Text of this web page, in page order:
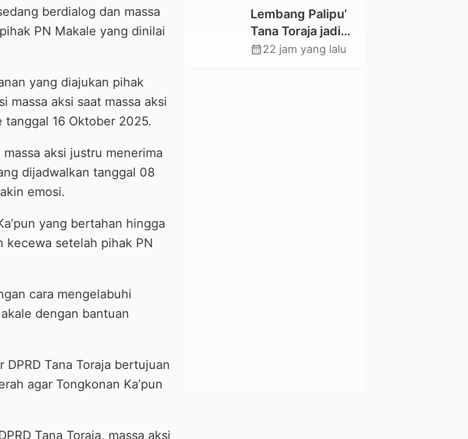
berdialog dan massa
PN Makale yang dinilai
yang diajukan pihak
massa aksi saat massa aksi
16 Oktober 2025.
aksi justru menerima
dijadwalkan tanggal 08
emosi.
yang bertahan hingga
kecewa setelah pihak PN
cara mengelabuhi
dengan bantuan
Tana Toraja bertujuan
agar Tongkonan Ka’pun
Tana Toraja, massa aksi
Lembang Palipu’
Tana Toraja jadi
Percontohan
calendar_month22 jam yang lalu